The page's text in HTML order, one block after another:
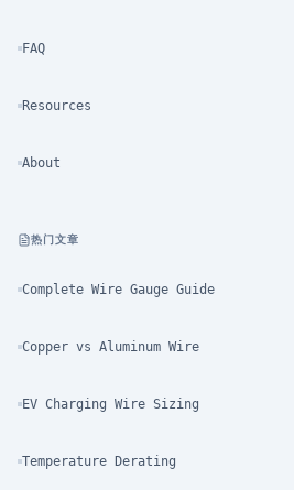
FAQ
Resources
About
热门文章
Complete Wire Gauge Guide
Copper vs Aluminum Wire
EV Charging Wire Sizing
Temperature Derating